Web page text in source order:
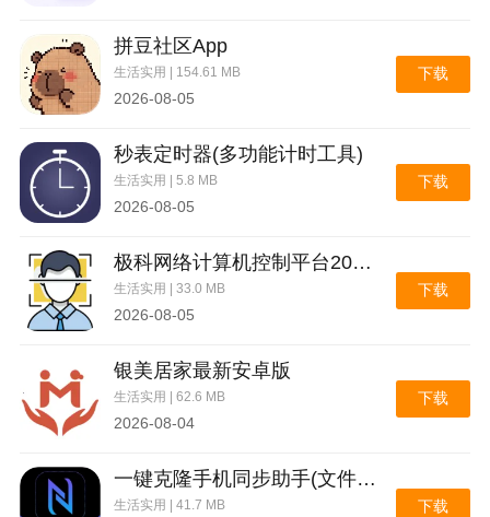
核桃返利是核桃的购物申请，可以抵扣，也可以购买。
用户可以选择不同的产品，参与活动，获得超值优惠
券，享受购物优惠券的全面减免，使用核桃直接抵扣金
额。平台引导供应链源头，通过降低价格初始化让用户
性！
更新日志
v1.1.3
更新内容
拼豆社区App
生活实用 | 154.61 MB
2026-08-05
下载
秒表定时器(多功能计时工具)
生活实用 | 5.8 MB
2026-08-05
下载
极科网络计算机控制平台2026官方最新版本
生活实用 | 33.0 MB
2026-08-05
下载
银美居家最新安卓版
生活实用 | 62.6 MB
2026-08-04
下载
一键克隆手机同步助手(文件极速互传)
生活实用 | 41.7 MB 下载